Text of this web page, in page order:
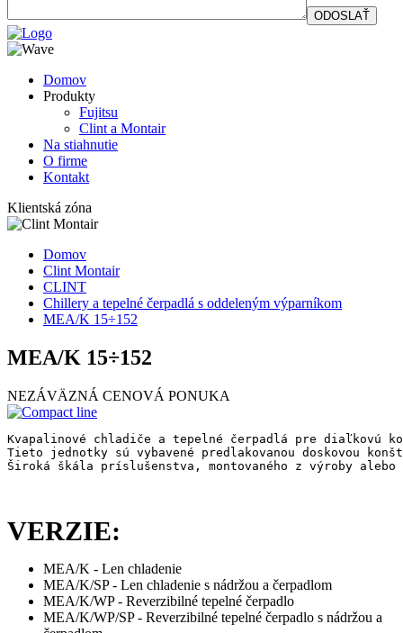
Domov
Produkty
Fujitsu
Clint a Montair
Na stiahnutie
O firme
Kontakt
Klientská zóna
Domov
Clint Montair
CLINT
Chillery a tepelné čerpadlá s oddeleným výparníkom
MEA/K 15÷152
MEA/K 15÷152
NEZÁVÄZNÁ CENOVÁ PONUKA
Kvapalinové chladiče a tepelné čerpadlá pre diaľkovú
Tieto jednotky sú vybavené predlakovanou doskovou
Široká škála príslušenstva, montovaného z výroby
VERZIE:
MEA/K - Len chladenie
MEA/K/SP - Len chladenie s nádržou a čerpadlom
MEA/K/WP - Reverzibilné tepelné čerpadlo
MEA/K/WP/SP - Reverzibilné tepelné čerpadlo s nádržou a